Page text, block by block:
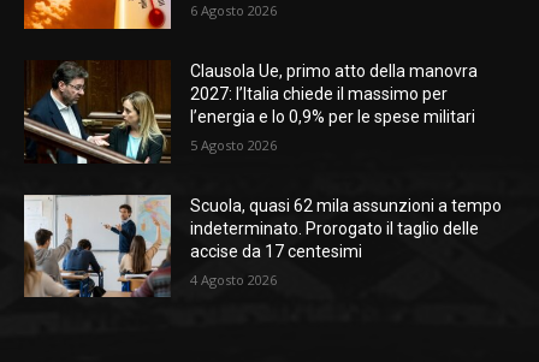
6 Agosto 2026
Clausola Ue, primo atto della manovra
2027: l’Italia chiede il massimo per
l’energia e lo 0,9% per le spese militari
5 Agosto 2026
Scuola, quasi 62 mila assunzioni a tempo
indeterminato. Prorogato il taglio delle
accise da 17 centesimi
4 Agosto 2026